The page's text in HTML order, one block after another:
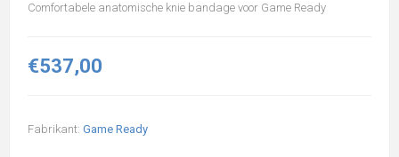
Comfortabele anatomische knie bandage voor Game Ready
€537,00
Fabrikant: Game Ready